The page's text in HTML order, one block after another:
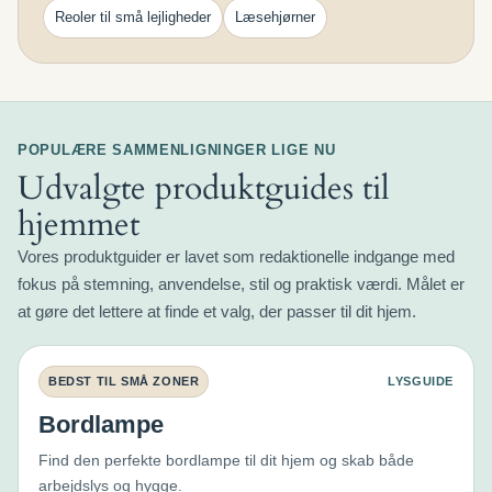
Reoler til små lejligheder Læsehjørner
POPULÆRE SAMMENLIGNINGER LIGE NU
Udvalgte produktguides til
hjemmet
Vores produktguider er lavet som redaktionelle indgange med
fokus på stemning, anvendelse, stil og praktisk værdi. Målet er
at gøre det lettere at finde et valg, der passer til dit hjem.
BEDST TIL SMÅ ZONER LYSGUIDE
Bordlampe
Find den perfekte bordlampe til dit hjem og skab både
arbejdslys og hygge.